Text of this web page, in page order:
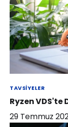
TAVSIYELER
Ryzen VDS'te
29 Temmuz